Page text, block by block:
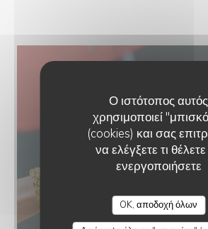
Ο ιστότοπος αυτός
χρησιμοποιεί
(cookies) και σας
να ελέγξετε τι
ενεργοποιήσετε
OK, αποδοχή όλων